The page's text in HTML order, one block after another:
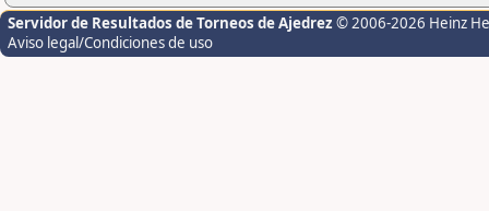
Servidor de Resultados de Torneos de Ajedrez © 2006-2026 Heinz
Aviso legal/Condiciones de uso